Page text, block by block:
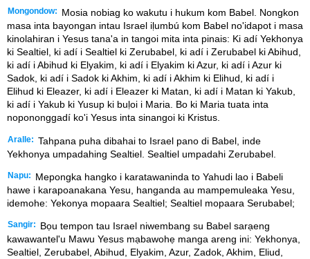
Mongondow:
Mosia nobiag ko wakutu i hukum kom Babel. Nongkon
masa inta bayongan intau Israel iḷumbú kom Babel no'idapot i masa
kinolahiran i Yesus tana'a in tangoi mita inta pinais: Ki adí Yekhonya
ki Sealtiel, ki adí i Sealtiel ki Zerubabel, ki adí i Zerubabel ki Abihud,
ki adí i Abihud ki Elyakim, ki adí i Elyakim ki Azur, ki adí i Azur ki
Sadok, ki adí i Sadok ki Akhim, ki adí i Akhim ki Elihud, ki adí i
Elihud ki Eleazer, ki adí i Eleazer ki Matan, ki adí i Matan ki Yakub,
ki adí i Yakub ki Yusup ki buḷoi i Maria. Bo ki Maria tuata inta
nopononggadí ko'i Yesus inta sinangoi ki Kristus.
Aralle: Tahpana puha dibahai to Israel pano di Babel, inde
Yekhonya umpadahing Sealtiel. Sealtiel umpadahi Zerubabel.
Napu:
Mepongka hangko i karatawaninda to Yahudi lao i Babeli
hawe i karapoanakana Yesu, hanganda au mampemuleaka Yesu,
idemohe: Yekonya mopaara Sealtiel; Sealtiel mopaara Serubabel;
Sangir:
Bọu tempon tau Israel niwembang su Babel sarạeng
kawawantel'u Mawu Yesus mạbawohẹ manga areng ini: Yekhonya,
Sealtiel, Zerubabel, Abihud, Elyakim, Azur, Zadok, Akhim, Eliud,